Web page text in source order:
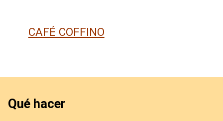
CAFÉ COFFINO
Qué hacer